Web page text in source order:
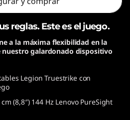
reglas. Este es el juego.
a la máxima flexibilidad en la
galardonado dispositivo
Legion Truestrike con
(8,8″) 144 Hz Lenovo PureSight